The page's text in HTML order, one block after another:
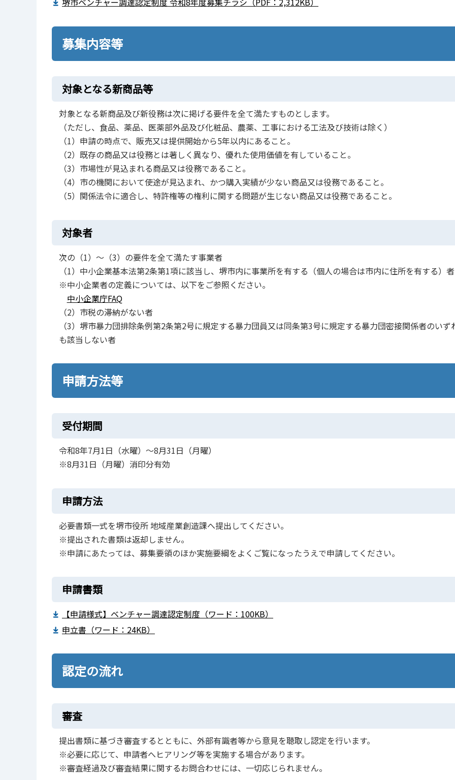
募集内容等
対象となる新商品等
対象となる新商品及び新役務は次に掲げる要件を全て満たすものとします。
（ただし、食品、薬品、医薬部外品及び化粧品、農薬、工事における工法及び技術は除く）
（1）申請の時点で、販売又は提供開始から5年以内にあること。
（2）既存の商品又は役務とは著しく異なり、優れた使用価値を有していること。
（3）市場性が見込まれる商品又は役務であること。
（4）市の機関において使途が見込まれ、かつ購入実績が少ない商品又は役務であること。
（5）関係法令に適合し、特許権等の権利に関する問題が生じない商品又は役務であること。
対象者
次の（1）～（3）の要件を全て満たす事業者
（1）中小企業基本法第2条第1項に該当し、堺市内に事業所を有する（個人の場合は市内に住所を有する）者
※中小企業者の定義については、以下をご参照ください。
中小企業庁FAQ
（2）市税の滞納がない者
（3）堺市暴力団排除条例第2条第2号に規定する暴力団員又は同条第3号に規定する暴力団密接関係者のいず
も該当しない者
申請方法等
受付期間
令和8年7月1日（水曜）～8月31日（月曜）
※8月31日（月曜）消印分有効
申請方法
必要書類一式を堺市役所 地域産業創造課へ提出してください。
※提出された書類は返却しません。
※申請にあたっては、募集要領のほか実施要綱をよくご覧になったうえで申請してください。
申請書類
【申請様式】ベンチャー調達認定制度（ワード：100KB）
申立書（ワード：24KB）
認定の流れ
審査
提出書類に基づき審査するとともに、外部有識者等から意見を聴取し認定を行います。
※必要に応じて、申請者へヒアリング等を実施する場合があります。
※審査経過及び審査結果に関するお問合わせには、一切応じられません。